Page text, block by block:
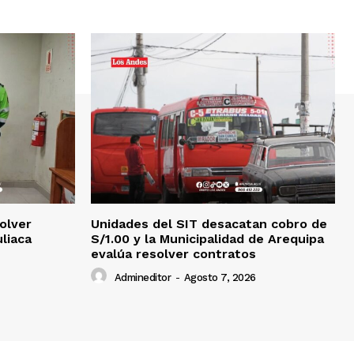
Unidades del SIT desacatan cobro de
S/1.00 y la Municipalidad de Arequipa
evalúa resolver contratos
Admineditor - Agosto 7, 2026